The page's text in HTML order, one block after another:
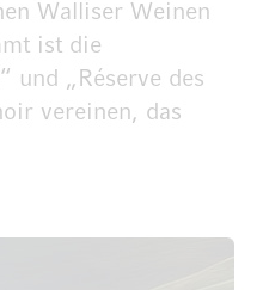
Walliser Weinen
ist die
und „Réserve des
vereinen, das